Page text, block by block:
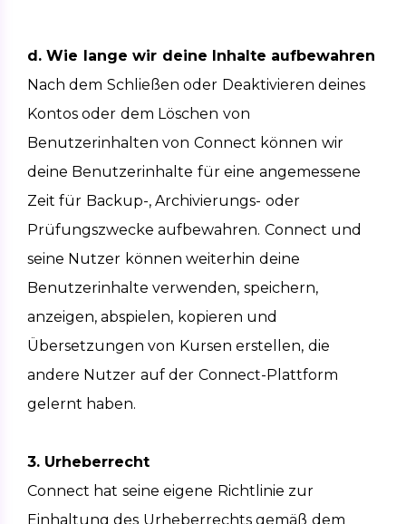
d. Wie lange wir deine Inhalte aufbewahren
Nach dem Schließen oder Deaktivieren deines
Kontos oder dem Löschen von
Benutzerinhalten von Connect können wir
deine Benutzerinhalte für eine angemessene
Zeit für Backup-, Archivierungs- oder
Prüfungszwecke aufbewahren. Connect und
seine Nutzer können weiterhin deine
Benutzerinhalte verwenden, speichern,
anzeigen, abspielen, kopieren und
Übersetzungen von Kursen erstellen, die
andere Nutzer auf der Connect-Plattform
gelernt haben.
3. Urheberrecht
Connect hat seine eigene Richtlinie zur
Einhaltung des Urheberrechts gemäß dem